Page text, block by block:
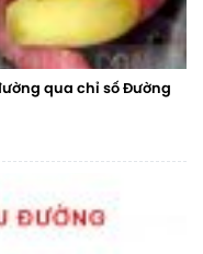
qua chỉ số Đường